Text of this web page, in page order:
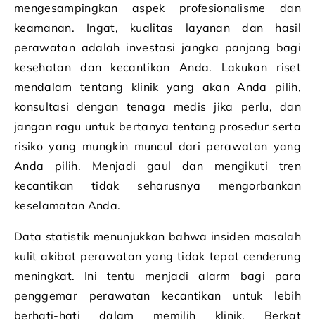
mengesampingkan aspek profesionalisme dan
keamanan. Ingat, kualitas layanan dan hasil
perawatan adalah investasi jangka panjang bagi
kesehatan dan kecantikan Anda. Lakukan riset
mendalam tentang klinik yang akan Anda pilih,
konsultasi dengan tenaga medis jika perlu, dan
jangan ragu untuk bertanya tentang prosedur serta
risiko yang mungkin muncul dari perawatan yang
Anda pilih. Menjadi gaul dan mengikuti tren
kecantikan tidak seharusnya mengorbankan
keselamatan Anda.
Data statistik menunjukkan bahwa insiden masalah
kulit akibat perawatan yang tidak tepat cenderung
meningkat. Ini tentu menjadi alarm bagi para
penggemar perawatan kecantikan untuk lebih
berhati-hati dalam memilih klinik. Berkat